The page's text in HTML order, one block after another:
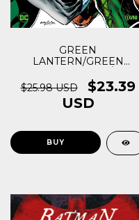
GREEN
LANTERN/GREEN
ABSOLUTA
$25.98 USD
$23.39
USD